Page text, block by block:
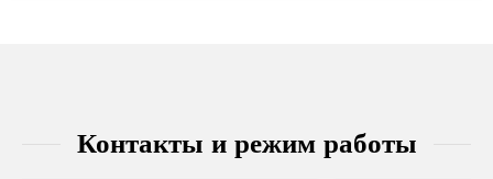
Контакты и режим работы